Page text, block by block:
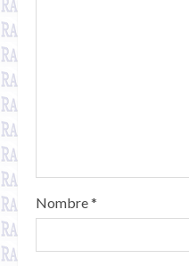
Nombre*